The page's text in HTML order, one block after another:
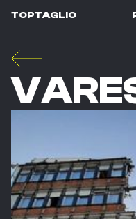
TOPTAGLIO